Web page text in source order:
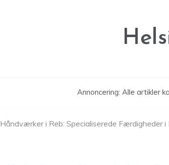
Annoncering: Alle artikler
Håndværker i Reb: Specialiserede Færdigheder i